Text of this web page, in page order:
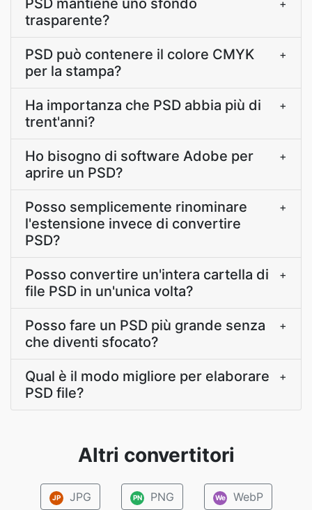
PSD mantiene uno sfondo
trasparente?
+
PSD può contenere il colore CMYK
per la stampa?
+
Ha importanza che PSD abbia più di
trent'anni?
+
Ho bisogno di software Adobe per
aprire un PSD?
+
Posso semplicemente rinominare
l'estensione invece di convertire
PSD?
+
Posso convertire un'intera cartella di
file PSD in un'unica volta?
+
Posso fare un PSD più grande senza
che diventi sfocato?
+
Qual è il modo migliore per elaborare
PSD file?
+
Altri convertitori
JP JPG PN PNG We WebP